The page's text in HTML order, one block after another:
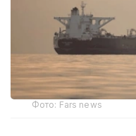
Фото: Fars news